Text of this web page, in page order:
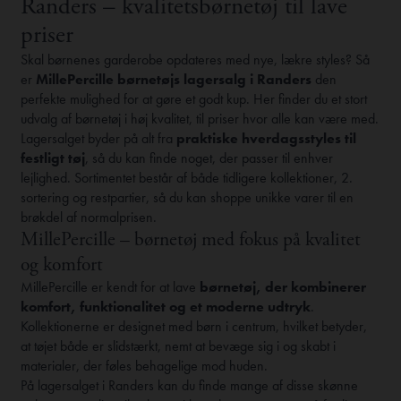
Randers – kvalitetsbørnetøj til lave
priser
Skal børnenes garderobe opdateres med nye, lækre styles? Så
er MillePercille børnetøjs lagersalg i Randers den
perfekte mulighed for at gøre et godt kup. Her finder du et stort
udvalg af børnetøj i høj kvalitet, til priser hvor alle kan være med.
Lagersalget byder på alt fra praktiske hverdagsstyles til
festligt tøj, så du kan finde noget, der passer til enhver
lejlighed. Sortimentet består af både tidligere kollektioner, 2.
sortering og restpartier, så du kan shoppe unikke varer til en
brøkdel af normalprisen.
MillePercille – børnetøj med fokus på kvalitet
og komfort
MillePercille er kendt for at lave børnetøj, der kombinerer
komfort, funktionalitet og et moderne udtryk
Kollektionerne er designet med børn i centrum, hvilket betyder,
at tøjet både er slidstærkt, nemt at bevæge sig i og skabt i
materialer, der føles behagelige mod huden.
På lagersalget i Randers kan du finde mange af disse skønne